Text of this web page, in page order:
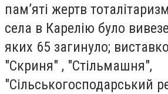
пам’яті жертв
села в Карелію було
яких 65 загинуло;
"Скриня" , "Стільмашня",
"Сільськогосподарський